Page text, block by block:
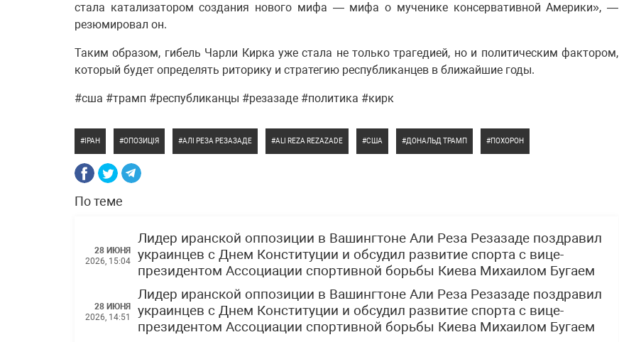
стала катализатором создания нового мифа — мифа о мученике консервативной Америки», —
резюмировал он.
Таким образом, гибель Чарли Кирка уже стала не только трагедией, но и политическим фактором,
который будет определять риторику и стратегию республиканцев в ближайшие годы.
#сша #трамп #республиканцы #резазаде #политика #кирк
ІРАН ОПОЗИЦІЯ АЛІ РЕЗА РЕЗАЗАДЕ ALI REZA REZAZADE США ДОНАЛЬД ТРАМП ПОХОРОН
По теме
28 ИЮНЯ
2026, 15:04
Лидер иранской оппозиции в Вашингтоне Али Реза Резазаде поздравил
украинцев с Днем Конституции и обсудил развитие спорта с вице-
президентом Ассоциации спортивной борьбы Киева Михаилом Бугаем
28 ИЮНЯ
2026, 14:51
Лидер иранской оппозиции в Вашингтоне Али Реза Резазаде поздравил
украинцев с Днем Конституции и обсудил развитие спорта с вице-
президентом Ассоциации спортивной борьбы Киева Михаилом Бугаем